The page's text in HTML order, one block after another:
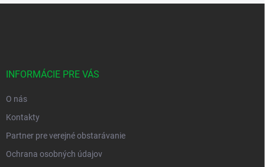
INFORMÁCIE PRE VÁS
O nás
Kontakty
Partner pre verejné obstarávanie
Ochrana osobných údajov